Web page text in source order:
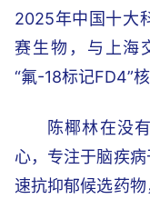
2025年中国十大
赛生物，与上海
“氟-18标记FD4”核
陈椰林在没
心，专注于脑疾
速抗抑郁候选药